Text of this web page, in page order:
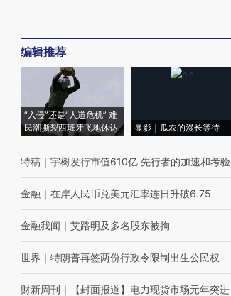
编辑推荐
“入侵”还是“人道危机” 难
民潮撕裂西班牙飞地休达
显影｜瓜农的漫长等待
特稿 ｜ 宇树发行市值610亿 先行者的加速和考验
金融 ｜ 在岸人民币兑美元汇率连日升破6.75
金融我闻 ｜ 艾路明及多名股东被拘
世界 ｜ 特朗普再签两份行政令限制出生公民权
财新周刊 ｜ 【封面报道】电力现货市场元年突进